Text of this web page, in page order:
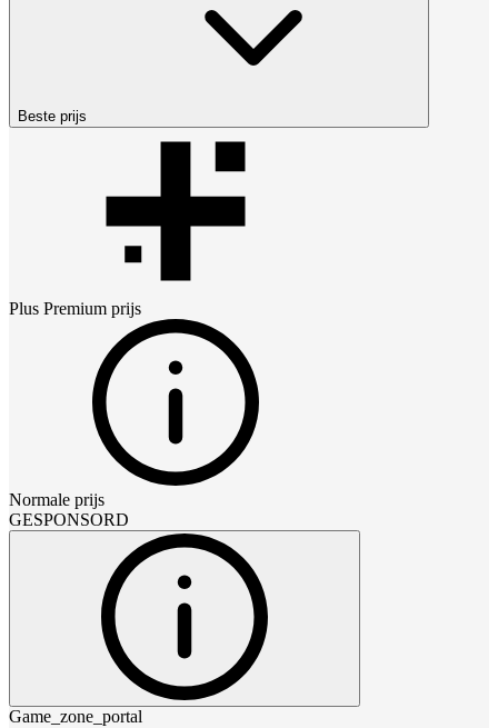
Beste prijs
Plus Premium prijs
Normale prijs
GESPONSORD
Game_zone_portal